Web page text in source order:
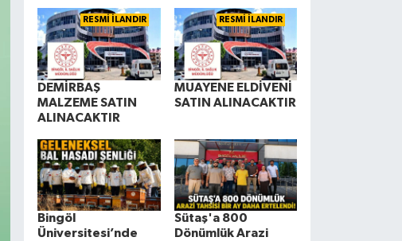
RESMİ İLANDIR
DEMİRBAŞ
MALZEME SATIN
ALINACAKTIR
RESMİ İLANDIR
MUAYENE ELDİVENİ
SATIN ALINACAKTIR
Bingöl
Üniversitesi’nde
Sütaş'a 800
Dönümlük Arazi